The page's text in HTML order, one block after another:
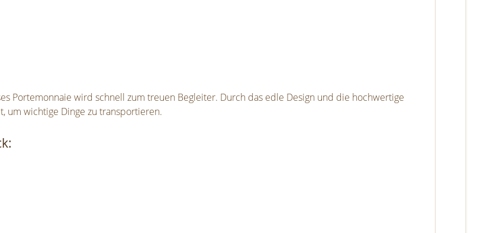
Portemonnaie wird schnell zum treuen Begleiter. Durch das edle Design und die hochwertige
um wichtige Dinge zu transportieren.